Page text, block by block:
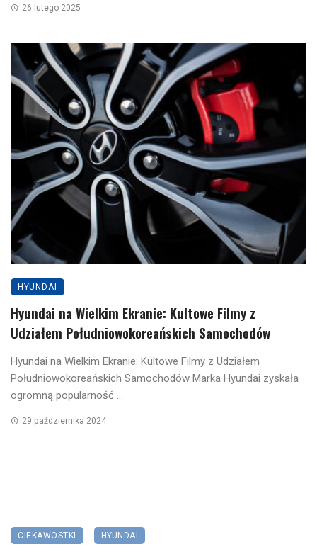
26 lutego 2025
HYUNDAI
Hyundai na Wielkim Ekranie: Kultowe Filmy z
Udziałem Południowokoreańskich Samochodów
Hyundai na Wielkim Ekranie: Kultowe Filmy z Udziałem
Południowokoreańskich Samochodów Marka Hyundai zyskała
ogromną popularność ...
29 października 2024
CIEKAWOSTKI HYUNDAI